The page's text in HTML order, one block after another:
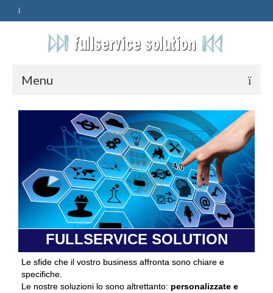
Menu
HOME
ASSISTENZA
POLITICA
Qualità
PRIVACY
CONTATTI
FULLSERVICE SOLUTION
Le sfide che il vostro business affronta sono chiare e
specifiche.
Le nostre soluzioni lo sono altrettanto: personalizzate e